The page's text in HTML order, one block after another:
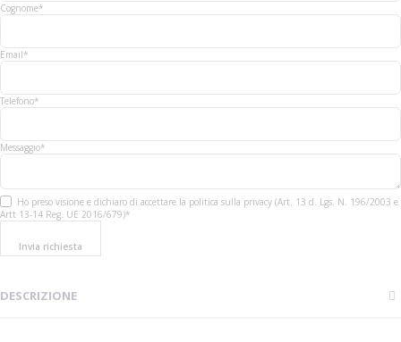
Cognome*
Email*
Telefono*
Messaggio*
Ho preso visione e dichiaro di accettare la politica sulla privacy (Art. 13 d. Lgs. N. 196/2003 e
Artt 13-14 Reg. UE 2016/679)*
Invia richiesta
DESCRIZIONE